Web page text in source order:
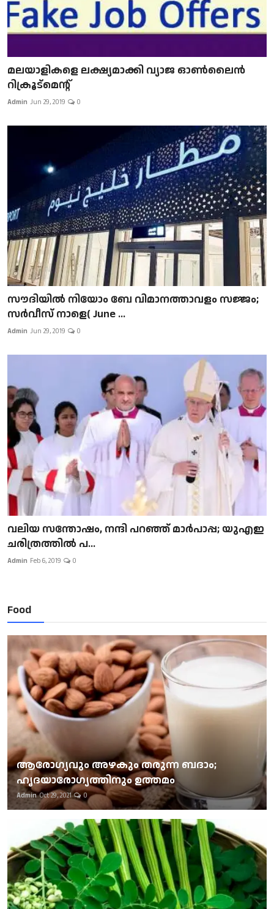
മലയാളികളെ ലക്ഷ്യമാക്കി വ്യാജ ഓൺലൈൻ
റിക്രൂട്മെന്റ്
Admin Jun 29, 2019 0
സൗദിയിൽ നിയോം ബേ വിമാനത്താവളം സജ്ജം;
സർവീസ് നാളെ( June ...
Admin Jun 29, 2019 0
വലിയ സന്തോഷം, നന്ദി പറഞ്ഞ് മാർപാപ്പ; യുഎഇ
ചരിത്രത്തിൽ പ...
Admin Feb 6, 2019 0
Food
ആരോഗ്യവും അഴകും തരുന്ന ബദാം;
ഹൃദയാരോഗ്യത്തിനും ഉത്തമം
Admin Oct 29, 2021 0